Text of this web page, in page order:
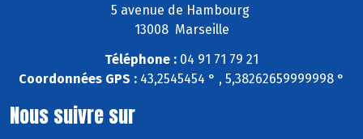
5 avenue de Hambourg
13008 Marseille
Téléphone : 04 91 71 79 21
Coordonnées GPS : 43,2545454 ° , 5,38262659999998 °
Nous suivre sur